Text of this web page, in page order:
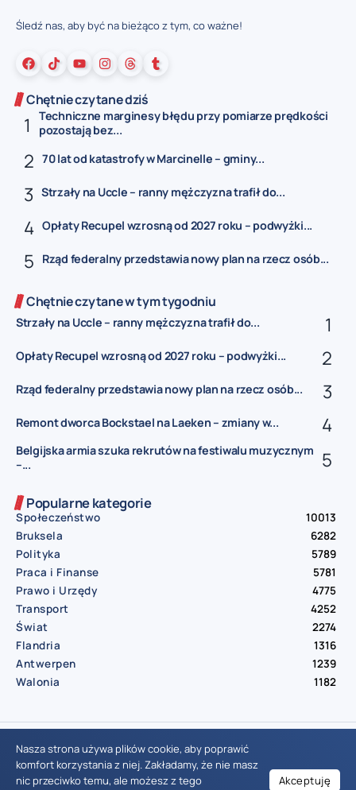
Śledź nas, aby być na bieżąco z tym, co ważne!
Chętnie czytane dziś
Techniczne marginesy błędu przy pomiarze prędkości
pozostają bez...
70 lat od katastrofy w Marcinelle – gminy...
Strzały na Uccle – ranny mężczyzna trafił do...
Opłaty Recupel wzrosną od 2027 roku – podwyżki...
Rząd federalny przedstawia nowy plan na rzecz osób...
Chętnie czytane w tym tygodniu
Strzały na Uccle – ranny mężczyzna trafił do...
Opłaty Recupel wzrosną od 2027 roku – podwyżki...
Rząd federalny przedstawia nowy plan na rzecz osób...
Remont dworca Bockstael na Laeken – zmiany w...
Belgijska armia szuka rekrutów na festiwalu muzycznym
–...
Popularne kategorie
Społeczeństwo
10013
Bruksela
6282
Polityka
5789
Praca i Finanse
5781
Prawo i Urzędy
4775
Transport
4252
Świat
2274
Flandria
1316
Antwerpen
1239
Walonia
1182
© Aktualnosci.be – All Right Reserved 2016-2026
Nasza strona używa plików cookie, aby poprawić
komfort korzystania z niej. Zakładamy, że nie masz
nic przeciwko temu, ale możesz z tego
Akceptuję